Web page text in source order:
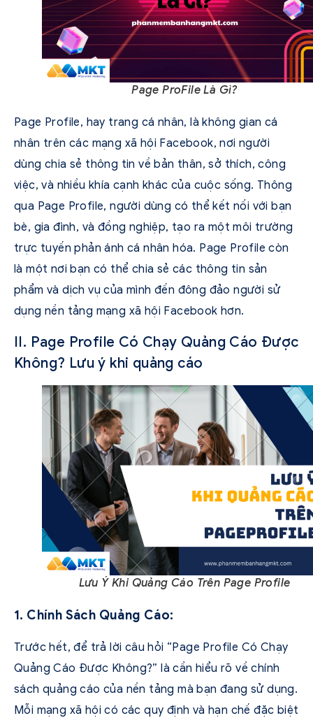
Page ProFile Là Gì?
Page Profile, hay trang cá nhân, là không gian cá
nhân trên các mạng xã hội Facebook, nơi người
dùng chia sẻ thông tin về bản thân, sở thích, công
việc, và nhiều khía cạnh khác của cuộc sống. Thông
qua Page Profile, người dùng có thể kết nối với bạn
bè, gia đình, và đồng nghiệp, tạo ra một môi trường
trực tuyến phản ánh cá nhân hóa. Page Profile còn
là một nơi bạn có thể chia sẻ các thông tin sản
phẩm và dịch vụ của mình đến đông đảo người sử
dụng nền tảng mạng xã hội Facebook hơn.
II. Page Profile Có Chạy Quảng Cáo Được
Không? Lưu ý khi quảng cáo
Lưu Ý Khi Quảng Cáo Trên Page Profile
1. Chính Sách Quảng Cáo:
Trước hết, để trả lời câu hỏi “Page Profile Có Chạy
Quảng Cáo Được Không?” là cần hiểu rõ về chính
sách quảng cáo của nền tảng mà bạn đang sử dụng.
Mỗi mạng xã hội có các quy định và hạn chế đặc biệt